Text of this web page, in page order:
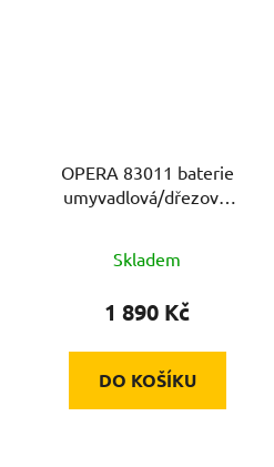
OPERA 83011 baterie
umyvadlová/dřezová,
Skladem
1 890 Kč
DO KOŠÍKU